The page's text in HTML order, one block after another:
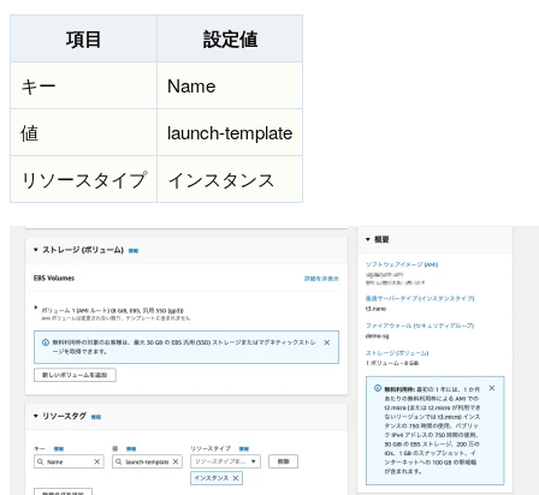
項目 設定値
キー
Name
値
launch-template
リソースタイプ
インスタンス